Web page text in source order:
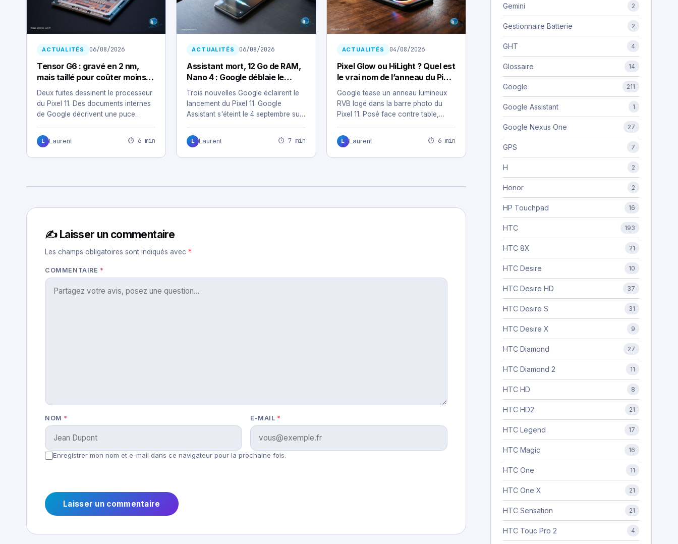
ACTUALITÉS 06/08/2026
Tensor G6 : gravé en 2 nm,
mais taillé pour coûter moins
cher
Deux fuites dessinent le processeur
du Pixel 11. Des documents internes
de Google décrivent une puce
L Laurent ⏱ 6 min
ACTUALITÉS 06/08/2026
Assistant mort, 12 Go de RAM,
Nano 4 : Google déblaie le
terrain du Pixel 11
Trois nouvelles Google éclairent le
lancement du Pixel 11. Google
Assistant s'éteint le 4 septembre sur
L Laurent ⏱ 7 min
ACTUALITÉS 04/08/2026
Pixel Glow ou HiLight ? Quel est
le vrai nom de l’anneau du Pixel
11
Google tease un anneau lumineux
RVB logé dans la barre photo du
Pixel 11. Posé face contre table,…
L Laurent ⏱ 6 min
✍️ Laisser un commentaire
Les champs obligatoires sont indiqués avec *
COMMENTAIRE *
NOM * E-MAIL *
Enregistrer mon nom et e-mail dans ce navigateur pour la prochaine fois.
Gemini 2
Gestionnaire Batterie 2
GHT 4
Glossaire 14
Google 211
Google Assistant 1
Google Nexus One 27
GPS 7
H 2
Honor 2
HP Touchpad 16
HTC 193
HTC 8X 21
HTC Desire 10
HTC Desire HD 37
HTC Desire S 31
HTC Desire X 9
HTC Diamond 27
HTC Diamond 2 11
HTC HD 8
HTC HD2 21
HTC Legend 17
HTC Magic 16
HTC One 11
HTC One X 21
HTC Sensation 21
HTC Touc Pro 2 4